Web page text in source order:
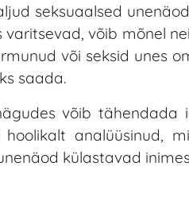
seksuaalsed
võib mõnel
või seksid unes
saada.
võib tähendada
analüüsinud,
külastavad